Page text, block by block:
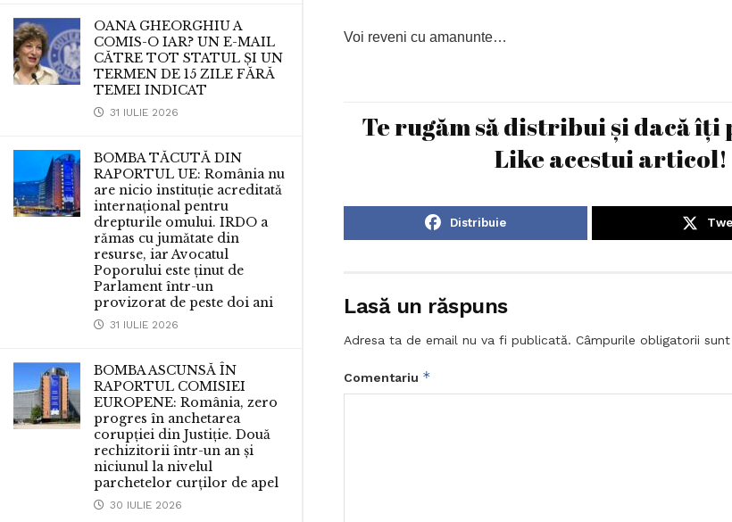
OANA GHEORGHIU A
COMIS-O IAR? UN E-MAIL
CĂTRE TOT STATUL ȘI UN
TERMEN DE 15 ZILE FĂRĂ
TEMEI INDICAT
31 IULIE 2026
BOMBA TĂCUTĂ DIN
RAPORTUL UE: România nu
are nicio instituție acreditată
internațional pentru
drepturile omului. IRDO a
rămas cu jumătate din
resurse, iar Avocatul
Poporului este ținut de
Parlament într-un
provizorat de peste doi ani
31 IULIE 2026
BOMBA ASCUNSĂ ÎN
RAPORTUL COMISIEI
EUROPENE: România, zero
progres în anchetarea
corupției din Justiție. Două
rechizitorii într-un an și
niciunul la nivelul
parchetelor curților de apel
30 IULIE 2026
Voi reveni cu amanunte…
Te rugăm să distribui și dacă îți
Like acestui articol!
Distribuie
Lasă un răspuns
Adresa ta de email nu va fi publicată. Câmpurile obligatorii
Comentariu *